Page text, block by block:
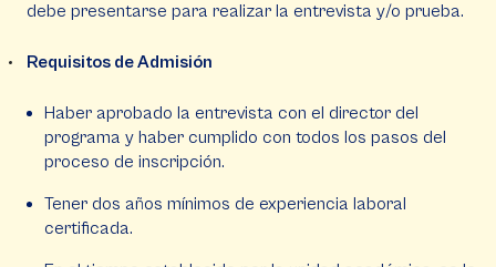
debe presentarse para realizar la entrevista y/o prueba.
Requisitos de Admisión
Haber aprobado la entrevista con el director del
programa y haber cumplido con todos los pasos del
proceso de inscripción.
Tener dos años mínimos de experiencia laboral
certificada.